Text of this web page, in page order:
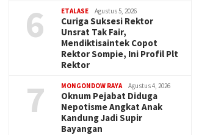
6 ETALASE Agustus 5, 2026
Curiga Suksesi Rektor
Unsrat Tak Fair,
Mendiktisaintek Copot
Rektor Sompie, Ini Profil Plt
Rektor
7 MONGONDOW RAYA Agustus 4, 2026
Oknum Pejabat Diduga
Nepotisme Angkat Anak
Kandung Jadi Supir
Bayangan